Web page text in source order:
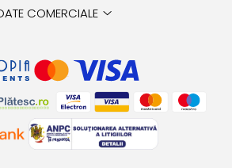
COMERCIALE